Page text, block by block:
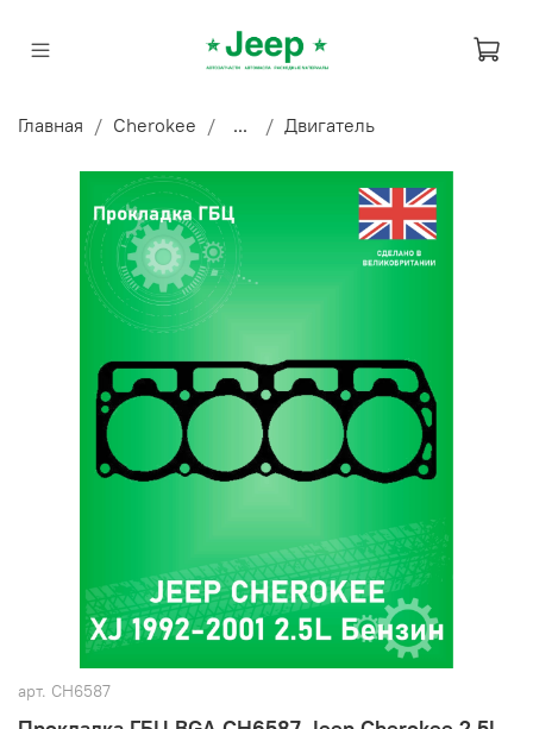
Главная Cherokee ... Двигатель
арт. CH6587